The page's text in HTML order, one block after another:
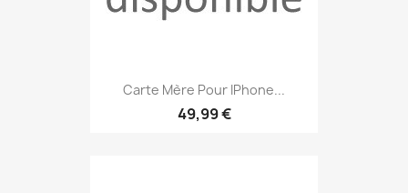
Carte Mère Pour IPhone...
49,99 €